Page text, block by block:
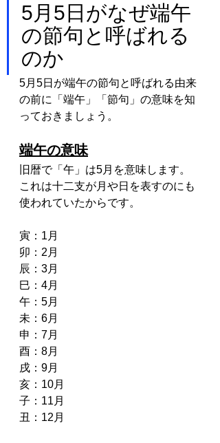
5月5日がなぜ端午
の節句と呼ばれる
のか
5月5日が端午の節句と呼ばれる由来
の前に「端午」「節句」の意味を知
っておきましょう。
端午の意味
旧暦で「午」は5月を意味します。
これは十二支が月や日を表すのにも
使われていたからです。
寅：1月
卯：2月
辰：3月
巳：4月
午：5月
未：6月
申：7月
酉：8月
戌：9月
亥：10月
子：11月
丑：12月